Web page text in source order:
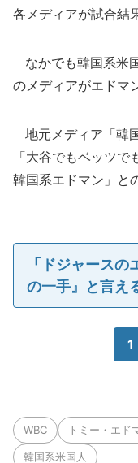
各メディアが試合結
なかでも韓国系米
のメディアがエドマ
地元メディア「韓
「大谷でもベッツ
韓国系エドマン」と
「ドジャース
の一手』と言え
1
WBC トミー・エド
韓国系米国人